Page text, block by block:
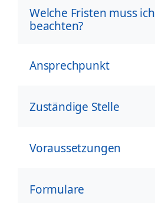
Welche Fristen muss ich
beachten?
Ansprechpunkt
Zuständige Stelle
Voraussetzungen
Formulare